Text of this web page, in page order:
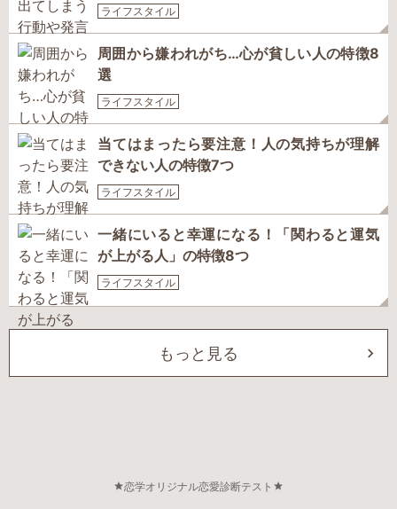
ライフスタイル
周囲から嫌われがち…心が貧しい人の特徴8
選
ライフスタイル
当てはまったら要注意！人の気持ちが理解
できない人の特徴7つ
ライフスタイル
一緒にいると幸運になる！「関わると運気
が上がる人」の特徴8つ
ライフスタイル
もっと見る
恋学オリジナル恋愛診断テスト